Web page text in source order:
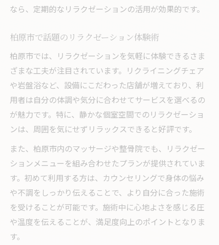
法
ン
マッサージとリラクゼーションの効果的な
組み合わせ
整骨院利用時に役立つリラクゼーションポ
イント
完全個室で味わう極上リラックスタイム
プライベート空間でのリラクゼーションの
非日常を楽しむ個室リラクゼーション利用
法
リラクゼーションとプライベートの相乗効
なら、定期的なリラクゼーションの活用が効果的です。
柏原市で話題のリラクゼーション体験術
柏原市では、リラクゼーションを気軽に体験できるさま
ざまな工夫が注目されています。リクライニングチェア
や岩盤浴など、設備にこだわった店舗が増えており、利
用者は自分の体調や気分に合わせてサービスを選べるの
が魅力です。特に、静かな個室空間でのリラクゼーショ
ンは、周囲を気にせずリラックスできると好評です。
また、柏原市内のマッサージや整骨院でも、リラクゼー
ションメニューを組み合わせたプランが提供されていま
す。初めて利用する方は、カウンセリングで身体の悩み
や不調をしっかり伝えることで、より自分に合った施術
を受けることが可能です。施術中に心地よさを感じる圧
や温度を伝えることが、満足度向上のポイントとなりま
す。